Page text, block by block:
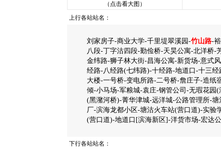
（点击看大图）
上行各站站名：
刘家房子-商业大学-千里堤翠溪园-竹山路-
八段-丁字沽四段-勤俭桥-天昊公寓-北洋桥
金纬路-狮子林大街-昌海公寓-新货场-意式
经路-八经路(七纬路)-十经路-地道口-十三
大楼-一号桥-变电所路-二号桥-詹庄子-造
倾-小马场-军粮城-袁庄-钢管公司-无瑕花园
(黑潴河桥)-菁华津城-远洋城-公路管理所-
厂-滨海龙都小区-塘沽火车站(营口道)-实
(营口道)-地道口[滨海新区]-洋货市场-宏达
下行各站站名：